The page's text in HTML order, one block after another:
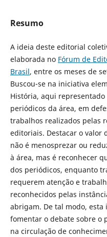
Resumo
A ideia deste editorial
elaborada no Fórum de
Brasil, entre os meses de
Buscou-se na iniciativa
História, aqui
periódicos da área, em
trabalhos realizados pelas
editoriais. Destacar o valor
não é menosprezar ou
à área, mas é reconhecer
dos periódicos, enquanto
requerem atenção e
reconhecidos pelas
abrigam. De tal modo,
fomentar o debate sobre o
na circulação de